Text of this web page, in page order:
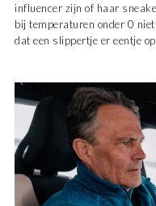
influencer zijn of haar
bij temperaturen onder 0
dat een slippertje er eentje